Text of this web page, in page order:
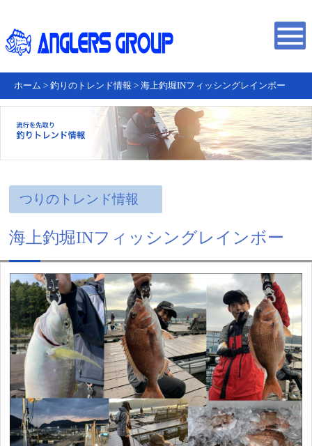
ホーム > 釣りのトレンド情報 > 海上釣堀INフィッシングレインボー
つりのトレンド情報
海上釣堀INフィッシングレインボー